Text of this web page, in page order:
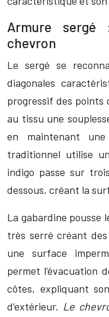
Armure
chevron
Le sergé se
diagonales
progressif des
au tissu une
en maintenant
traditionnel utilise
indigo passe sur
dessous, créant la
La gabardine pousse
très serré créant
une surface
permet l’évacuation
côtes, expliquant
d’extérieur. Le